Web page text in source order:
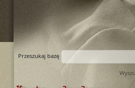
Przeszukaj bazę